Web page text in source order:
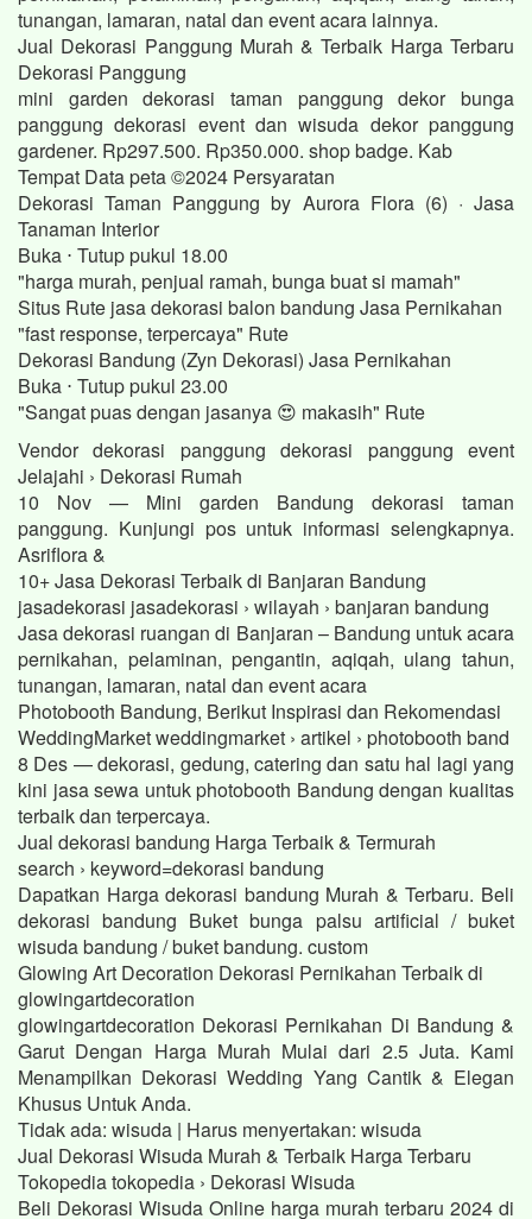
tunangan, lamaran, natal dan event acara lainnya.
Jual Dekorasi Panggung Murah & Terbaik Harga Terbaru
Dekorasi Panggung
mini garden dekorasi taman panggung dekor bunga
panggung dekorasi event dan wisuda dekor panggung
gardener. Rp297.500. Rp350.000. shop badge. Kab
Tempat Data peta ©2024 Persyaratan
Dekorasi Taman Panggung by Aurora Flora (6) · Jasa
Tanaman Interior
Buka ⋅ Tutup pukul 18.00
"harga murah, penjual ramah, bunga buat si mamah"
Situs Rute jasa dekorasi balon bandung Jasa Pernikahan
"fast response, terpercaya" Rute
Dekorasi Bandung (Zyn Dekorasi) Jasa Pernikahan
Buka ⋅ Tutup pukul 23.00
"Sangat puas dengan jasanya 😍 makasih" Rute
Vendor dekorasi panggung dekorasi panggung event
Jelajahi › Dekorasi Rumah
10 Nov — Mini garden Bandung dekorasi taman
panggung. Kunjungi pos untuk informasi selengkapnya.
Asriflora &
10+ Jasa Dekorasi Terbaik di Banjaran Bandung
jasadekorasi jasadekorasi › wilayah › banjaran bandung
Jasa dekorasi ruangan di Banjaran – Bandung untuk acara
pernikahan, pelaminan, pengantin, aqiqah, ulang tahun,
tunangan, lamaran, natal dan event acara
Photobooth Bandung, Berikut Inspirasi dan Rekomendasi
WeddingMarket weddingmarket › artikel › photobooth band
8 Des — dekorasi, gedung, catering dan satu hal lagi yang
kini jasa sewa untuk photobooth Bandung dengan kualitas
terbaik dan terpercaya.
Jual dekorasi bandung Harga Terbaik & Termurah
search › keyword=dekorasi bandung
Dapatkan Harga dekorasi bandung Murah & Terbaru. Beli
dekorasi bandung Buket bunga palsu artificial / buket
wisuda bandung / buket bandung. custom
Glowing Art Decoration Dekorasi Pernikahan Terbaik di
glowingartdecoration
glowingartdecoration Dekorasi Pernikahan Di Bandung &
Garut Dengan Harga Murah Mulai dari 2.5 Juta. Kami
Menampilkan Dekorasi Wedding Yang Cantik & Elegan
Khusus Untuk Anda.
Tidak ada: wisuda ‎| Harus menyertakan: wisuda
Jual Dekorasi Wisuda Murah & Terbaik Harga Terbaru
Tokopedia tokopedia › Dekorasi Wisuda
Beli Dekorasi Wisuda Online harga murah terbaru 2024 di